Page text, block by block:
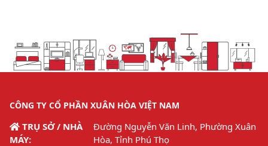
CÔNG TY CỔ PHẦN XUÂN HÒA VIỆT NAM
TRỤ SỞ / NHÀ
MÁY:
Đường Nguyễn Văn Linh, Phường Xuân
Hòa, Tỉnh Phú Thọ